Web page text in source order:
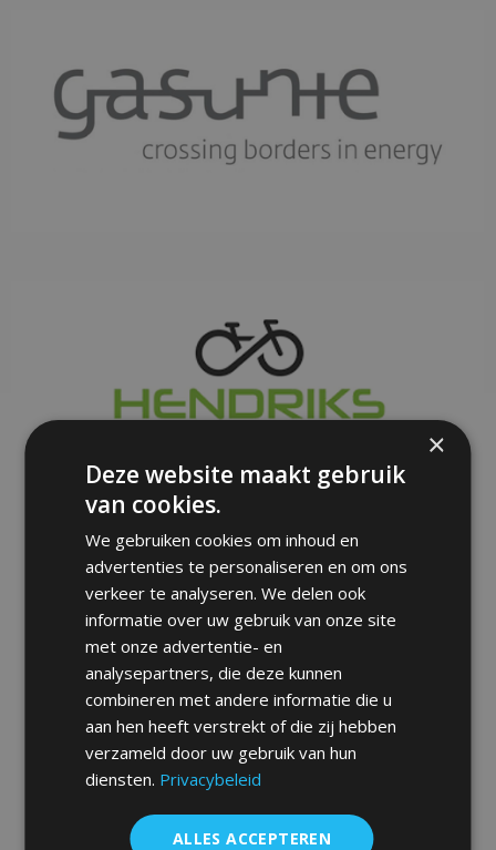
×
Deze website maakt gebruik
van cookies.
We gebruiken cookies om inhoud en
advertenties te personaliseren en om ons
verkeer te analyseren. We delen ook
informatie over uw gebruik van onze site
met onze advertentie- en
analysepartners, die deze kunnen
combineren met andere informatie die u
aan hen heeft verstrekt of die zij hebben
verzameld door uw gebruik van hun
diensten. Privacybeleid
ALLES ACCEPTEREN